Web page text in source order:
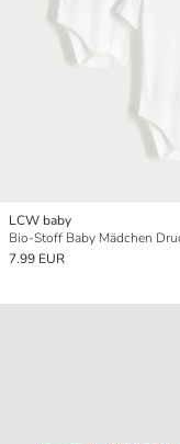
LCW baby
7.99 EUR